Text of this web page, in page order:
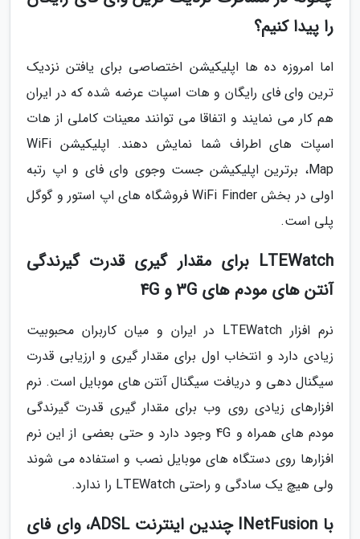
را پیدا کنیم؟
اما امروزه ده ها اپلیکیشن اختصاصی برای یافتن نزدیک
ترین وای فای رایگان و هات اسپات عرضه شده که در ایران
هم کار می نمایند و اتفاقا می توانند معینات کاملی از هات
اسپات های اطراف شما نمایش دهند. اپلیکیشن WiFi
Map، برترین اپلیکیشن جست وجوی وای فای و اپ رتبه
اولی در بخش WiFi Finder فروشگاه های اپ استور و گوگل
پلی است.
LTEWatch برای مقدار گیری قدرت گیرندگی
آنتن های مودم های 3G و 4G
نرم افزار LTEWatch در ایران و میان کاربران محبوبیت
زیادی دارد و انتخاب اول برای مقدار گیری و ارزیابی قدرت
سیگنال دهی و دریافت سیگنال آنتن های موبایل است. نرم
افزارهای زیادی روی وب برای مقدار گیری قدرت گیرندگی
مودم های همراه و 4G وجود دارد و حتی بعضی از این نرم
افزارها روی دستگاه های موبایل نصب و استفاده می شوند
ولی هیچ یک سادگی و راحتی LTEWatch را ندارد.
با INetFusion چندین اینترنت ADSL، وای فای